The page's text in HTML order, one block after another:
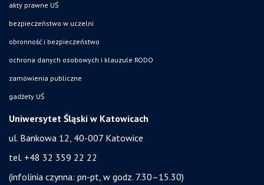
akty prawne UŚ
bezpieczeństwo w uczelni
obronność i bezpieczeństwo
ochrona danych osobowych i klauzule RODO
zamówienia publiczne
gadżety UŚ
Uniwersytet Śląski w Katowicach
ul. Bankowa 12, 40-007 Katowice
tel. +48 32 359 22 22
(infolinia czynna: pn-pt, w godz. 7.30–15.30)